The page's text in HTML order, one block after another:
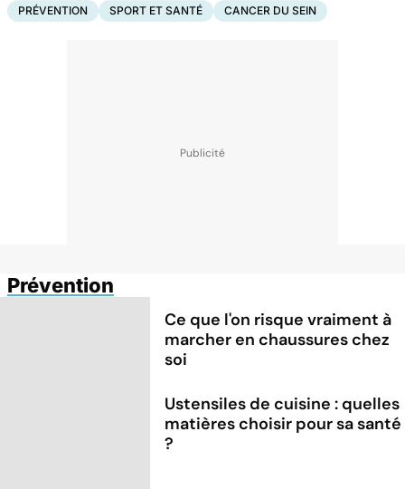
PRÉVENTION SPORT ET SANTÉ CANCER DU SEIN
Prévention
Ce que l'on risque vraiment à
marcher en chaussures chez
soi
Ustensiles de cuisine : quelles
matières choisir pour sa santé
?